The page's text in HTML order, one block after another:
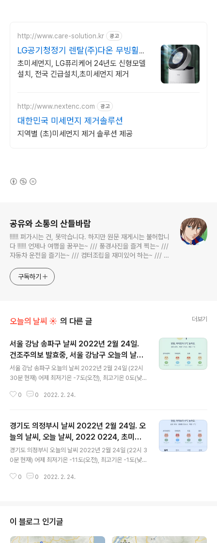
http://www.care-solution.kr 광고
LG공기청정기 렌탈(주)다온 무빙휠증
정+추가할인+긴급설치
초미세먼지, LG퓨리케어 24년도 신형모델
설치, 전국 긴급설치,초미세먼지 제거
http://www.nextenc.com 광고
대한민국 미세먼지 제거솔루션
지역별 (초)미세먼지 제거 솔루션 제공
공유와 소통의 산들바람
!!!!!! 퍼가시는 건, 못막습니다. 하지만 원문 재게시는 불허합니
다 !!!!!! 언제나 여행을 꿈꾸는~ /// 풍경사진을 즐겨 찍는~ ///
자동차 운전을 즐기는~ /// 컴터조립을 재미있어 하는~ /// 고
식하는 미드가 있는~ /// 사회적 이슈에 발언하는~ 不老巨
구독하기
오늘의 날씨 ☀ 의 다른 글 더보기
서울 강남 송파구 날씨 2022년 2월 24일.
건조주의보 발효중, 서울 강남구 오늘의 날씨,
오늘 날씨, 2022 0224, 초미세먼지, 미세먼
지, 황사, 자외선
서울 강남 송파구 오늘의 날씨 2022년 2월 24일 (22시
30분 현재) 어제 최저기온 -7도(오전), 최고기온 0도(낮)
최저기온, 어제보다 4도 높은 최고기온입니다 아침에 최저
기질은 어제 초미세먼지 좋음 = 7 ㎍/m³ 미세먼지는 좋
음 = 23 ㎍/m³ 황사는 보통 = 17 ㎍/m³ 자외선 (오후)
= 보통 오늘 초미세먼지 보통 = 18 ㎍/m³ 미세먼지는 좋
음 = 28 ㎍/m³ 황사는 보통 = 30 ㎍/m³ 자외선 (오후)
= 보통 대기상태는 어제보다 조금 안 좋습니다 대기상태가
전체적으로 좋은 편입니다 초미세먼지 18..
0 0 2022. 2. 24.
경기도 의정부시 날씨 2022년 2월 24일. 오
늘의 날씨, 오늘 날씨, 2022 0224, 초미세
먼지, 미세먼지, 황사, 자외선
경기도 의정부시 오늘의 날씨 2022년 2월 24일 (22시 3
0분 현재) 어제 최저기온 -11도(오전), 최고기온 -1도(낮)
도 낮은 최저기온, 어제보다 4도 높은 최고기온입니다 아
세먼지는 좋음 = 27 ㎍/m³ 황사는 보통 = 17 ㎍/m³ 자
외선 (오후) = 보통 오늘 초미세먼지 보통 = 16 ㎍/m³ 미
세먼지는 좋음 = 22 ㎍/m³ 황사는 보통 = 30 ㎍/m³ 자
0 0 2022. 2. 24.
이 블로그 인기글